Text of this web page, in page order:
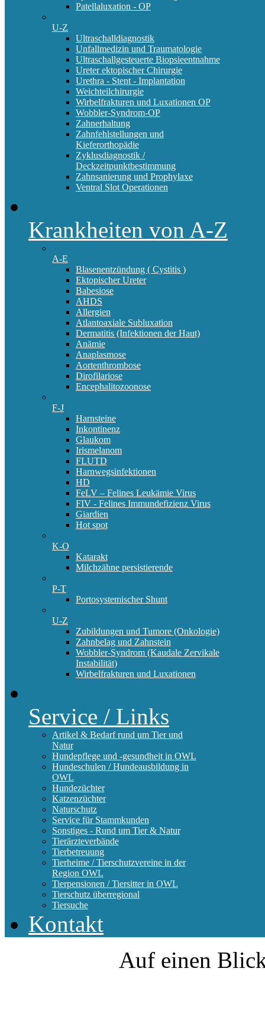
Patellaluxation - OP
U-Z
Ultraschalldiagnostik
Unfallmedizin und Traumatologie
Ultraschallgesteuerte Biopsieentnahme
Ureter ektopischer Chirurgie
Urethra - Stent - Implantation
Weichteilchirurgie
Wirbelfrakturen und Luxationen OP
Wobbler-Syndrom-OP
Zahnerhaltung
Zahnfehlstellungen und
Kieferorthopädie
Zyklusdiagnostik /
Deckzeitpunktbestimmung
Zahnsanierung und Prophylaxe
Ventral Slot Operationen
Krankheiten von A-Z
A-E
Blasenentzündung ( Cystitis )
Ektopischer Ureter
Babesiose
AHDS
Allergien
Atlantoaxiale Subluxation
Dermatitis (Infektionen der Haut)
Anämie
Anaplasmose
Aortenthrombose
Dirofilariose
Encephalitozoonose
F-J
Harnsteine
Inkontinenz
Glaukom
Irismelanom
FLUTD
Harnwegsinfektionen
HD
FeLV – Felines Leukämie Virus
FIV - Felines Immundefizienz Virus
Giardien
Hot spot
K-O
Katarakt
Milchzähne persistierende
P-T
Portosystemischer Shunt
U-Z
Zubildungen und Tumore (Onkologie)
Zahnbelag und Zahnstein
Wobbler-Syndrom (Kaudale Zervikale
Instabilität)
Wirbelfrakturen und Luxationen
Service / Links
Artikel & Bedarf rund um Tier und
Natur
Hundepflege und -gesundheit in OWL
Hundeschulen / Hundeausbildung in
OWL
Hundezüchter
Katzenzüchter
Naturschutz
Service für Stammkunden
Sonstiges - Rund um Tier & Natur
Tierärzteverbände
Tierbetreuung
Tierheime / Tierschutzvereine in der
Region OWL
Tierpensionen / Tiersitter in OWL
Tierschutz überregional
Tiersuche
Kontakt
Auf einen